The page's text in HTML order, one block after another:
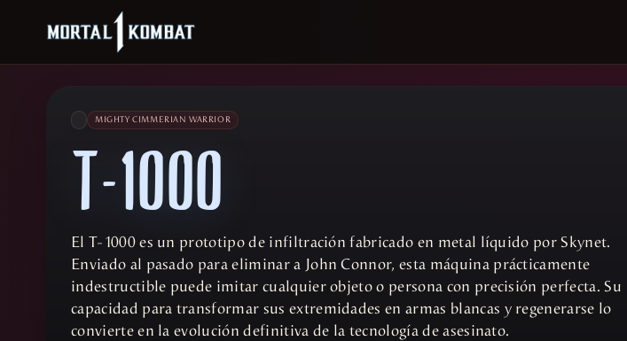
MIGHTY CIMMERIAN WARRIOR
T-1000
El T-1000 es un prototipo de infiltración fabricado en metal líquido por Skynet.
Enviado al pasado para eliminar a John Connor, esta máquina prácticamente
indestructible puede imitar cualquier objeto o persona con precisión perfecta. Su
capacidad para transformar sus extremidades en armas blancas y regenerarse lo
convierte en la evolución definitiva de la tecnología de asesinato.